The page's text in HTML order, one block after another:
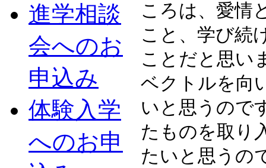
ころは、愛情
こと、学び続
ことだと思い
ベクトルを向
いと思うので
たものを取り
たいと思うの
進学相談
会へのお
申込み
体験入学
へのお申